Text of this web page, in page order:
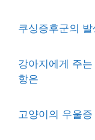
쿠싱증후군의
강아지에게 주
항은
고양이의 우울